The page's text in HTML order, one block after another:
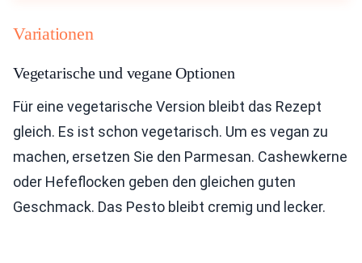
Variationen
Vegetarische und vegane Optionen
Für eine vegetarische Version bleibt das Rezept
gleich. Es ist schon vegetarisch. Um es vegan zu
machen, ersetzen Sie den Parmesan. Cashewkerne
oder Hefeflocken geben den gleichen guten
Geschmack. Das Pesto bleibt cremig und lecker.